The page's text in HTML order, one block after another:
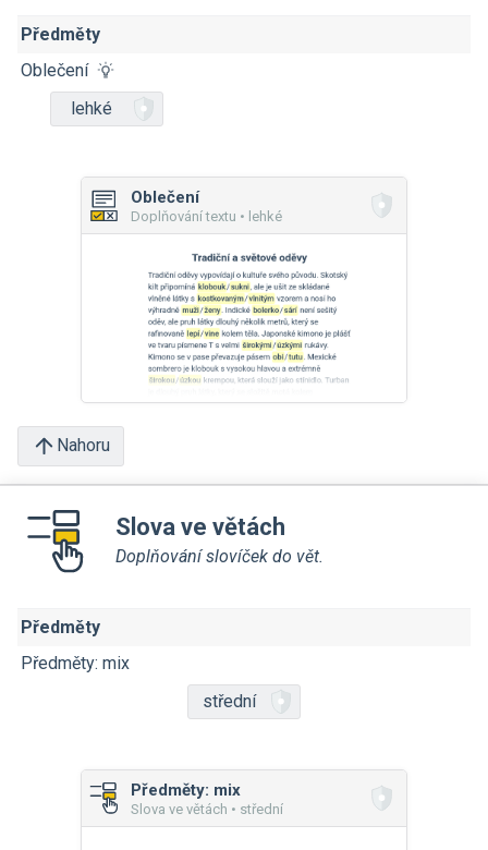
Předměty
Oblečení
lehké
Oblečení
Doplňování textu • lehké
Nahoru
Slova ve větách
Doplňování slovíček do vět.
Předměty
Předměty: mix
střední
Předměty: mix
Slova ve větách • střední